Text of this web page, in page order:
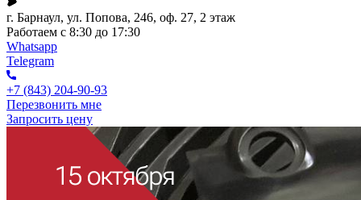
г. Барнаул, ул. Попова, 246, оф. 27, 2 этаж
Работаем с 8:30 до 17:30
Whatsapp
Telegram
+7 (843) 204-90-93
Перезвонить мне
Запросить цену